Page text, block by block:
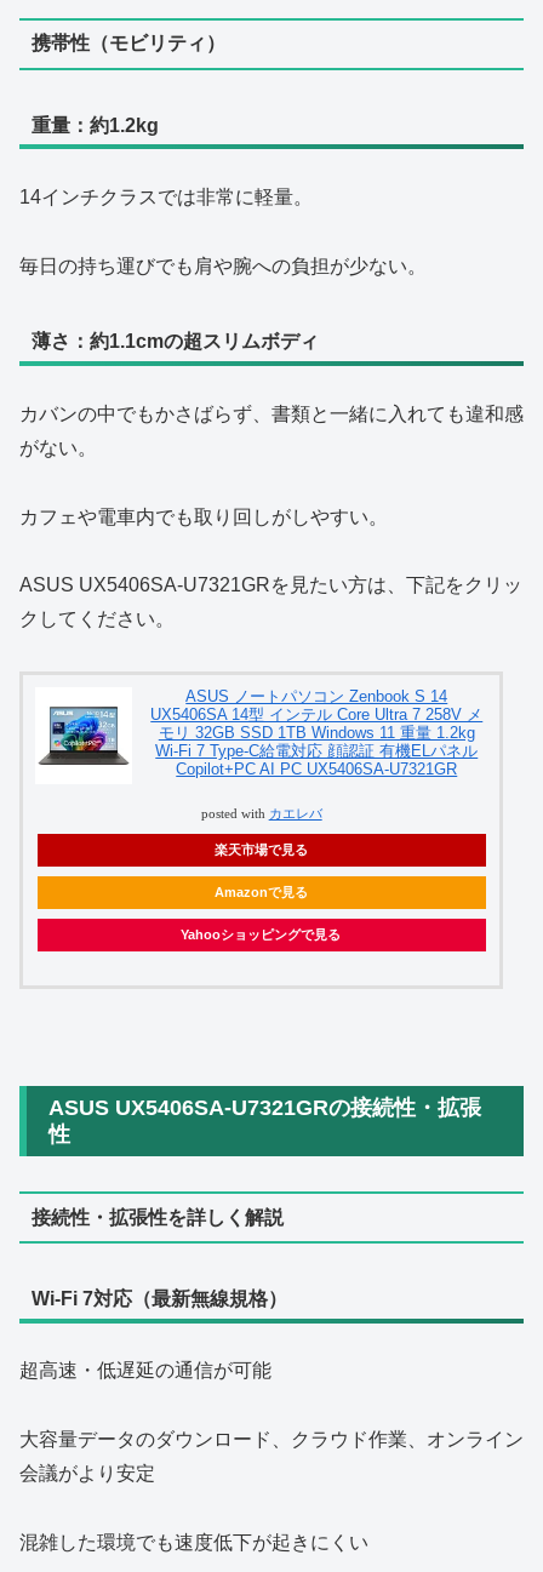
携帯性（モビリティ）
重量：約1.2kg
14インチクラスでは非常に軽量。
毎日の持ち運びでも肩や腕への負担が少ない。
薄さ：約1.1cmの超スリムボディ
カバンの中でもかさばらず、書類と一緒に入れても違和感
がない。
カフェや電車内でも取り回しがしやすい。
ASUS UX5406SA-U7321GRを見たい方は、下記をクリッ
クしてください。
ASUS ノートパソコン Zenbook S 14
UX5406SA 14型 インテル Core Ultra 7 258V メ
モリ 32GB SSD 1TB Windows 11 重量 1.2kg
Wi-Fi 7 Type-C給電対応 顔認証 有機ELパネル
Copilot+PC AI PC UX5406SA-U7321GR
posted with カエレバ
楽天市場で見る
Amazonで見る
Yahooショッピングで見る
ASUS UX5406SA-U7321GRの接続性・拡張
性
接続性・拡張性を詳しく解説
Wi‑Fi 7対応（最新無線規格）
超高速・低遅延の通信が可能
大容量データのダウンロード、クラウド作業、オンライン
会議がより安定
混雑した環境でも速度低下が起きにくい